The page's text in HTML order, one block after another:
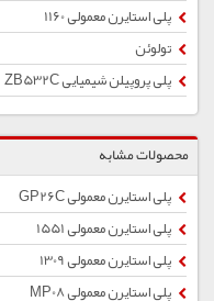
پلی استایرن معمولی 1160
تولوئن
پلی پروپیلن شیمیایی ZB532C
محصولات مشابه
پلی استایرن معمولی GP26C
پلی استایرن معمولی 1551
پلی استایرن معمولی 1309
پلی استایرن معمولی MP08